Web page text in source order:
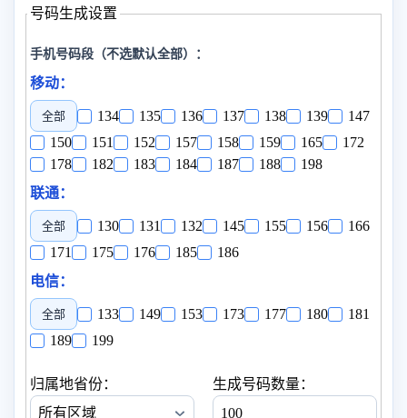
号码生成设置
手机号码段（不选默认全部）：
移动：
全部 134 135 136 137 138 139
147
150
151 152 157 158 159 165
172
178
182 183 184 187 188
198
联通：
全部 130 131 132 145 155 156
166
171
175 176 185
186
电信：
全部 133 149 153 173 177 180
181
189
199
归属地省份： 生成号码数量：